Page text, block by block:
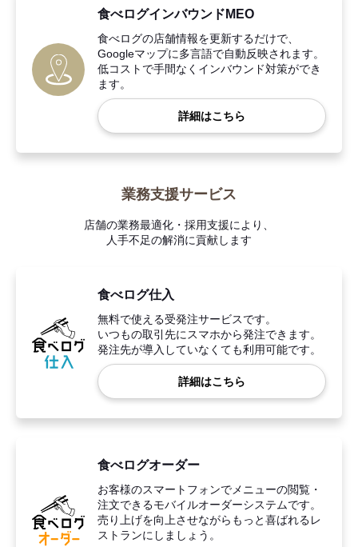
食べログインバウンドMEO
食べログの店舗情報を更新するだけで、
Googleマップに多言語で自動反映されます。
低コストで手間なくインバウンド対策ができ
ます。
詳細はこちら
業務支援サービス
店舗の業務最適化・採用支援により、
人手不足の解消に貢献します
食べログ仕入
無料で使える受発注サービスです。
いつもの取引先にスマホから発注できます。
発注先が導入していなくても利用可能です。
詳細はこちら
食べログオーダー
お客様のスマートフォンでメニューの閲覧・
注文できるモバイルオーダーシステムです。
売り上げを向上させながらもっと喜ばれるレ
ストランにしましょう。